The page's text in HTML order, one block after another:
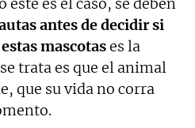
este es el caso, se deben
antes de decidir si
mascotases la
trata es que el animal
que su vida no corra